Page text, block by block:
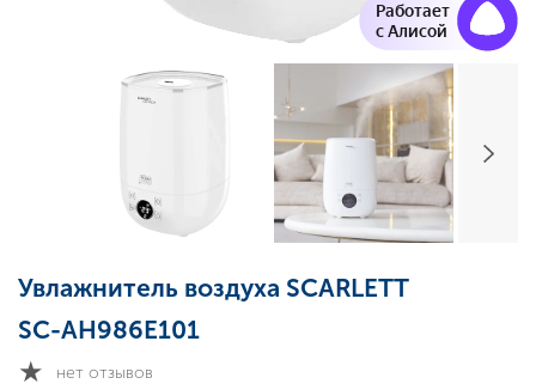
Работает
с Алисой
Увлажнитель воздуха SCARLETT
SC-AH986E101
нет отзывов